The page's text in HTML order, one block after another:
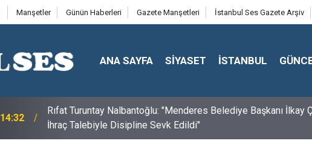
Manşetler Günün Haberleri Gazete Manşetleri İstanbul Ses Gazete Arşiv
ANA SAYFA SİYASET İSTANBUL
14:00 Necdet Saraç: “Terörsüz Türkiye’den Terörsüz Bölgeye”